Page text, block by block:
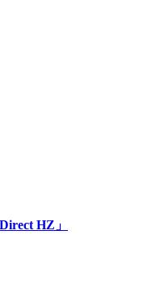
HZ」